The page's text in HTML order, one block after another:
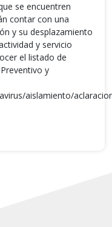
se encuentren
contar con una
y su desplazamiento
y servicio
el listado de
y
aislamiento/